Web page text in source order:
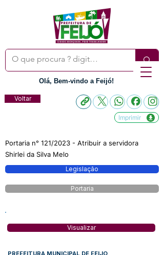
Olá, Bem-vindo a Feijó!
Voltar
Imprimir
Portaria n° 121/2023 - Atribuir a servidora
Shirlei da Silva Melo
Legislação
Portaria
Visualizar
PREFEITURA MUNICIPAL DE FEIJO